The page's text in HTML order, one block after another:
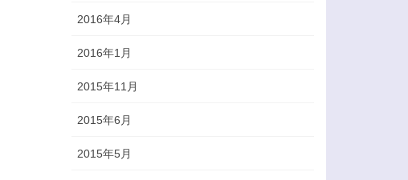
2016年4月
2016年1月
2015年11月
2015年6月
2015年5月